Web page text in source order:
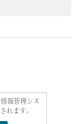
報管理シス
れます。